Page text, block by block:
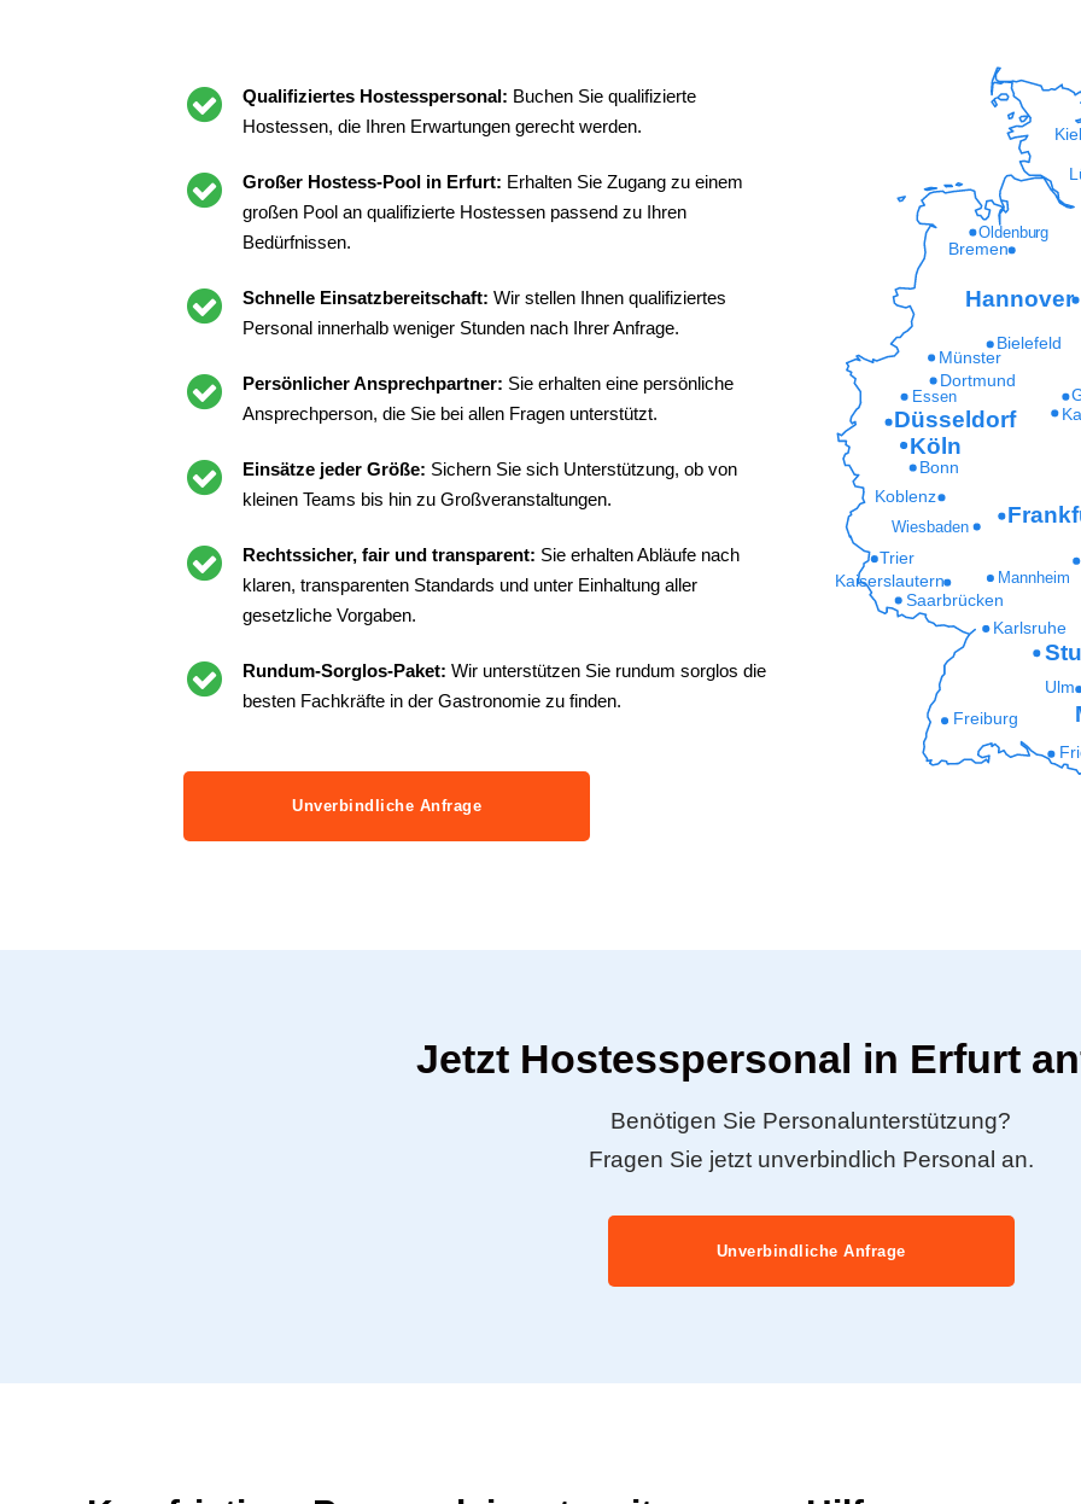
Qualifiziertes Hostesspersonal: Buchen Sie qualifizierte
Hostessen, die Ihren Erwartungen gerecht werden.
Großer Hostess-Pool in Erfurt: Erhalten Sie Zugang zu einem
großen Pool an qualifizierte Hostessen passend zu Ihren
Bedürfnissen.
Schnelle Einsatzbereitschaft: Wir stellen Ihnen qualifiziertes
Personal innerhalb weniger Stunden nach Ihrer Anfrage.
Persönlicher Ansprechpartner: Sie erhalten eine persönliche
Ansprechperson, die Sie bei allen Fragen unterstützt.
Einsätze jeder Größe: Sichern Sie sich Unterstützung, ob von
kleinen Teams bis hin zu Großveranstaltungen.
Rechtssicher, fair und transparent: Sie erhalten Abläufe nach
klaren, transparenten Standards und unter Einhaltung aller
gesetzliche Vorgaben.
Rundum-Sorglos-Paket: Wir unterstützen Sie rundum sorglos die
besten Fachkräfte in der Gastronomie zu finden.
Unverbindliche Anfrage
Freiburg
Ulm
Karlsruhe
Saarbrücken
Kaiserslautern Mannheim
Trier
Wiesbaden
Koblenz
Bonn
Essen
Dortmund
Münster
Bielefeld
Oldenburg
Kiel
Köln
Düsseldorf
Hannover
Bremen
Jetzt Hostesspersonal in Erfurt
Benötigen Sie Personalunterstützung?
Fragen Sie jetzt unverbindlich Personal an.
Unverbindliche Anfrage